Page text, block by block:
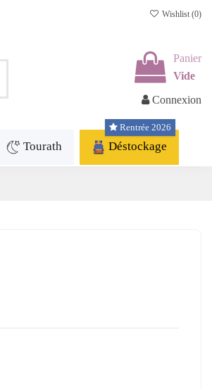
Wishlist (0)
Panier
Vide
Connexion
Tourath Déstockage
Rentrée 2026